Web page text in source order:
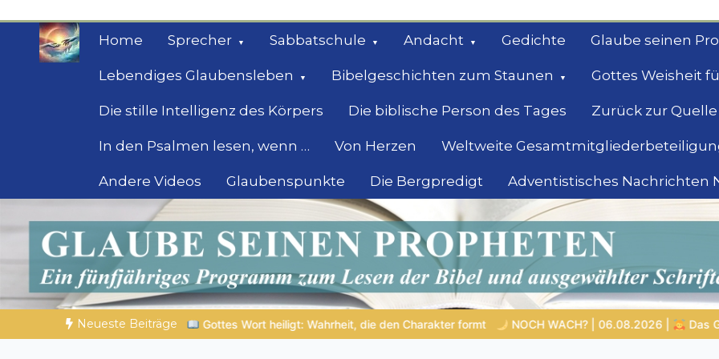
springen
Home Sprecher Sabbatschule Andacht Gedichte Glaube seinen
Lebendiges Glaubensleben Bibelgeschichten zum Staunen Gottes Weisheit
Die stille Intelligenz des Körpers Die biblische Person des Tages Zurück zur
In den Psalmen lesen, wenn … Von Herzen Weltweite
Andere Videos Glaubenspunkte Die Bergpredigt Adventistisches Nachrichten
Geheimnisse der Bibel
Biblische Einsichten für Menschen auf der Suche
Neueste Beiträge
heiligt: Wahrheit, die den Charakter formt NOCH WACH? | 06.08.2026 | Das Größte, was du geben kannst VON